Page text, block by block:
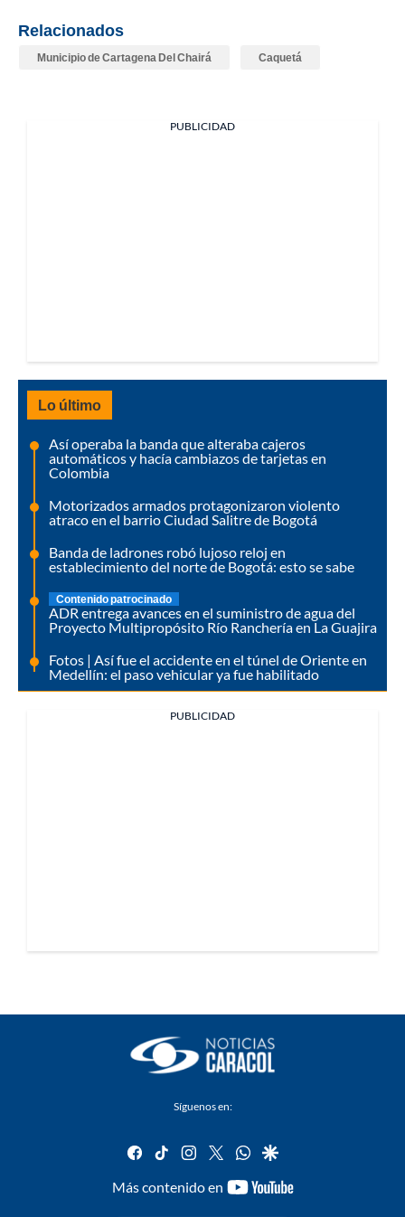
Relacionados
Municipio de Cartagena Del Chairá Caquetá
PUBLICIDAD
Lo último
Así operaba la banda que alteraba cajeros
automáticos y hacía cambiazos de tarjetas en
Colombia
Motorizados armados protagonizaron violento
atraco en el barrio Ciudad Salitre de Bogotá
Banda de ladrones robó lujoso reloj en
establecimiento del norte de Bogotá: esto se sabe
Contenido patrocinado
ADR entrega avances en el suministro de agua del
Proyecto Multipropósito Río Ranchería en La Guajira
Fotos | Así fue el accidente en el túnel de Oriente en
Medellín: el paso vehicular ya fue habilitado
PUBLICIDAD
Síguenos en:
facebook
tiktok instagram
twitterwhatsapp
google
Más contenido en
youtube-